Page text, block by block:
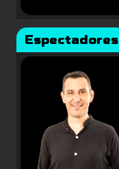
Espectadores